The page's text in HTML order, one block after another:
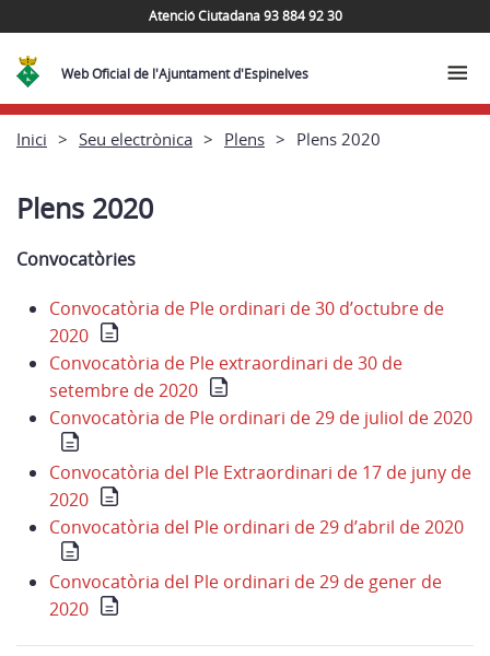
Atenció Ciutadana 93 884 92 30
Web Oficial de l'Ajuntament d'Espinelves
Inici Seu electrònica Plens Plens 2020
Plens 2020
Convocatòries
Convocatòria de Ple ordinari de 30 d’octubre de
2020
Convocatòria de Ple extraordinari de 30 de
setembre de 2020
Convocatòria de Ple ordinari de 29 de juliol de 2020
Convocatòria del Ple Extraordinari de 17 de juny de
2020
Convocatòria del Ple ordinari de 29 d’abril de 2020
Convocatòria del Ple ordinari de 29 de gener de
2020